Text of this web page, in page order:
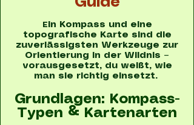
E in Kompass und eine
topografische Karte sind die
zuverlässigsten Werkzeuge zur
Orientierung in der Wildnis –
vorausgesetzt, du weißt, wie
man sie richtig einsetzt.
Grundlagen: Kompass-
Typen & Kartenarten